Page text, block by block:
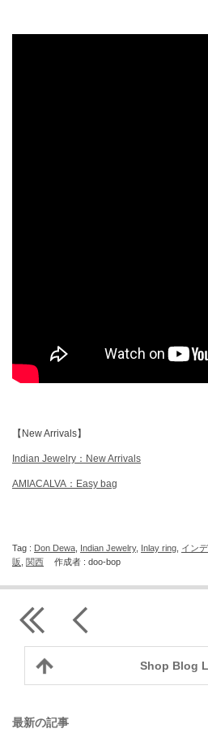
【New Arrivals】
Indian Jewelry：New Arrivals
AMIACALVA：Easy bag
Tag : Don Dewa Indian Jewelry, Inlay ring イン
販 関西 作成者 : doo-bop
Shop Blog
最新の記事